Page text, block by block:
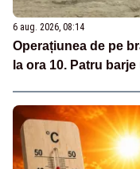
6 aug. 2026, 08:14
Operațiunea de pe
la ora 10. Patru